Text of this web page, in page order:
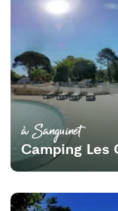
à Sanguinet
Camping Les